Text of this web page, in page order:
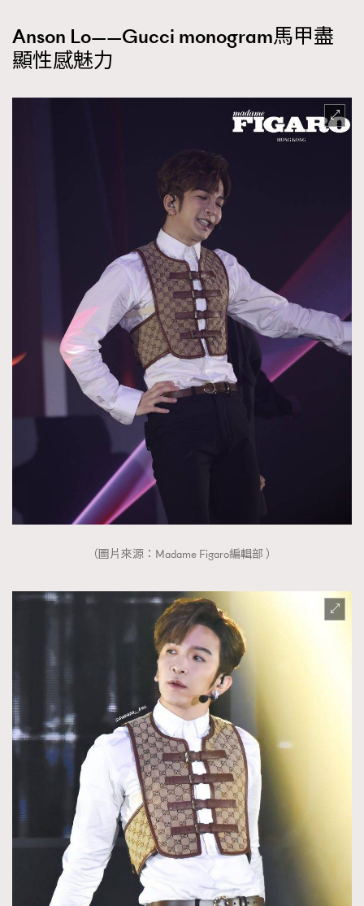
AFrenchMind
DressLikeAParisienne
EmpowerF
Anson Lo——Gucci monogram馬甲盡
顯性感魅力
（圖片來源：Madame Figaro編輯部 ）